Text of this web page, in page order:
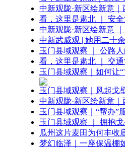
中新观陇·新区绘新意
看，这里是肃北 ｜ 安
中新观陇·新区绘新意
中新武威观 | 她用二十
玉门县域观察 ｜ 公路
看，这里是肃北 ｜ 交
玉门县域观察｜如何让
玉门县域观察｜风起戈
中新观陇·新区绘新意
玉门县域观察｜“帮办”
玉门县域观察 ｜ 拥抱
瓜州这片麦田为何丰收
梦幻临泽｜一座保温棚